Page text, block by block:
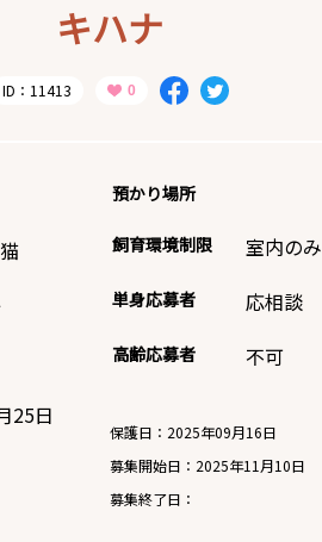
キハナ
ID：11413
25日
預かり場所
飼育環境制限 室内のみ
単身応募者 応相談
高齢応募者 不可
保護日：2025年09月16日
募集開始日： 2025年11月10日
募集終了日：